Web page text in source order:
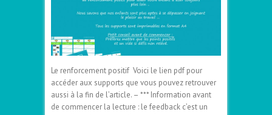
Le renforcement positif Voici le lien pdf pour
accéder aux supports que vous pouvez retrouver
aussi à la fin de l’article. – *** Information avant
de commencer la lecture : le feedback c’est un